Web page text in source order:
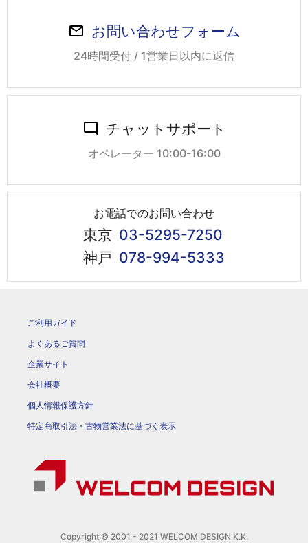
お問い合わせフォーム
24時間受付 / 1営業日以内に返信
チャットサポート
オペレーター 10:00-16:00
お電話でのお問い合わせ
東京 03-5295-7250
神戸 078-994-5333
ご利用ガイド
よくあるご質問
企業サイト
会社概要
個人情報保護方針
特定商取引法・古物営業法に基づく表示
Copyright © 2001 - 2021 WELCOM DESIGN K.K.